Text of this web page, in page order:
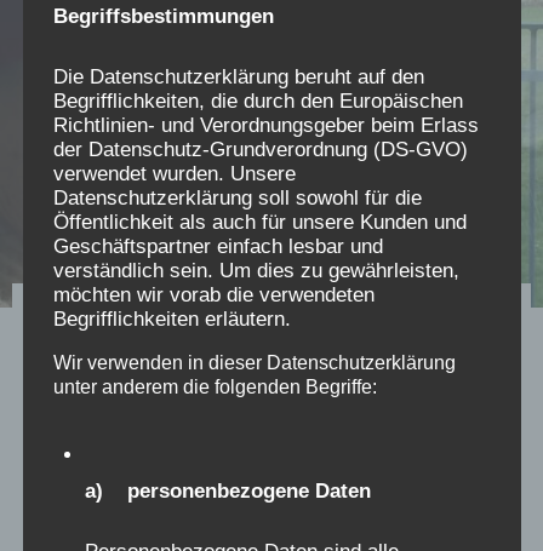
Verschickungskinder haben
Angst vor Pflege im Alter
ausgeprägt.
Begriffsbestimmungen
Die Datenschutzerklärung beruht auf den
Begrifflichkeiten, die durch den Europäischen
Richtlinien- und Verordnungsgeber beim Erlass
der Datenschutz-Grundverordnung (DS-GVO)
verwendet wurden. Unsere
Datenschutzerklärung soll sowohl für die
Öffentlichkeit als auch für unsere Kunden und
Geschäftspartner einfach lesbar und
verständlich sein. Um dies zu gewährleisten,
möchten wir vorab die verwendeten
Begrifflichkeiten erläutern.
Wir verwenden in dieser Datenschutzerklärung
unter anderem die folgenden Begriffe:
a) personenbezogene Daten